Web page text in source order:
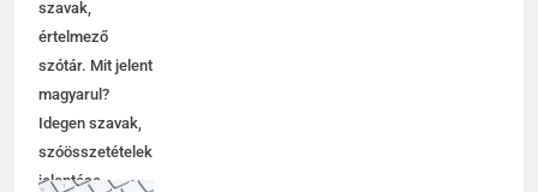
szavak,
értelmező
szótár. Mit jelent
magyarul?
Idegen szavak,
szóösszetételek
jelentése,